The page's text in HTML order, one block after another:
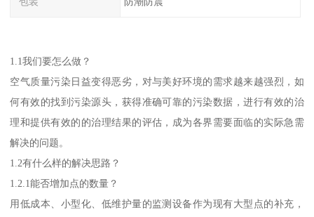
1.1我们要怎么做？
空气质量污染日益变得恶劣，对与美好环境的需求越来越强烈，如
何有效的找到污染源头，获得准确可靠的污染数据，进行有效的治
理和提供有效的的治理结果的评估，成为各界需要面临的实际急需
解决的问题。
1.2有什么样的解决思路？
1.2.1能否增加点的数量？
用低成本、小型化、低维护量的监测设备作为现有大型点的补充，